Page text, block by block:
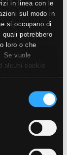
in linea con le
sul modo in
si occupano di
potrebbero
loro o che
Se vuole
alcuni cookie